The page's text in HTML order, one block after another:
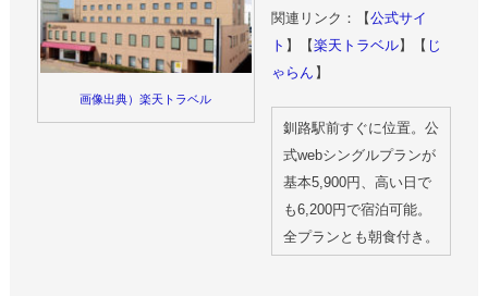
画像出典）楽天トラベル
関連リンク：【公式サイ
ト 】【楽天トラベル】【 じ
ゃらん 】
釧路駅前すぐに位置。公
式webシングルプランが
基本5,900円、高い日で
も6,200円で宿泊可能。
全プランとも朝食付き。